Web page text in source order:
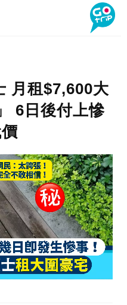
月租$7,600大
6日後付上慘